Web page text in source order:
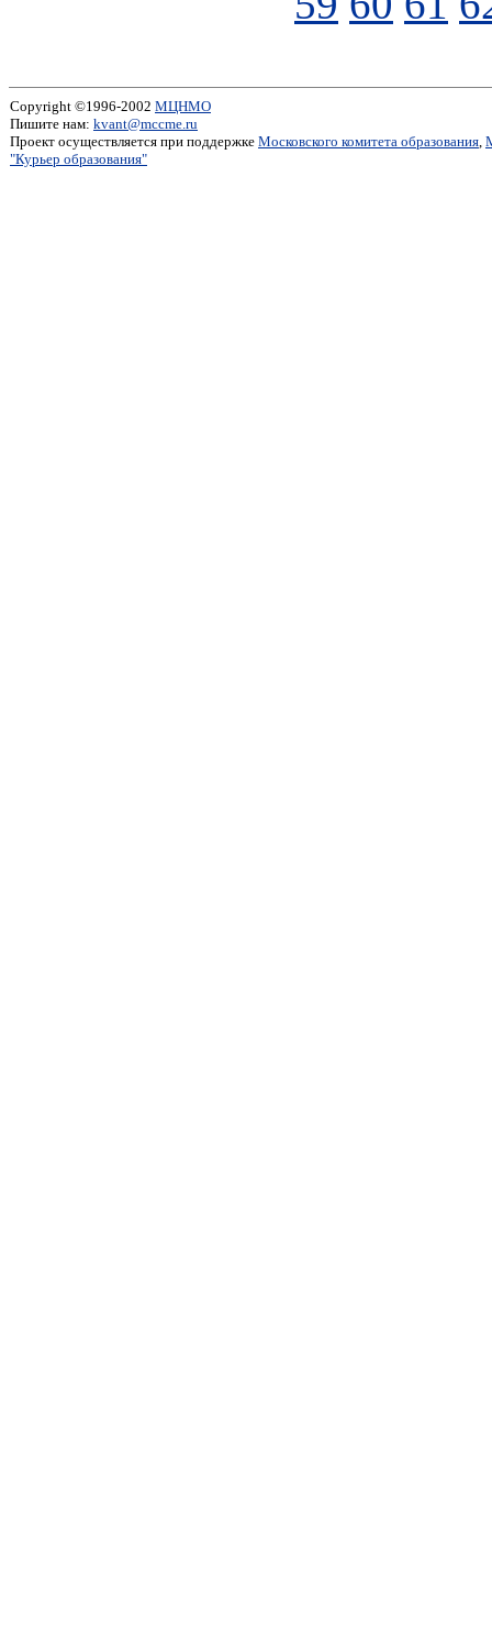
Copyright ©1996-2002 МЦНМО
Пишите нам: kvant@mccme.ru
Проект осуществляется при поддержке Московского комитета образования,
"Курьер образования"